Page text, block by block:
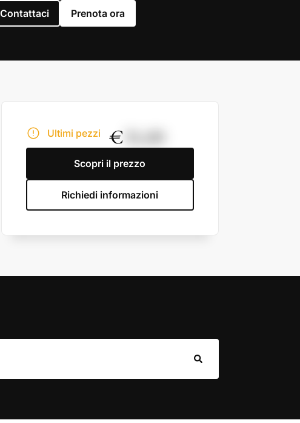
Contattaci Prenota ora
Ultimi pezzi € 31,00
Scopri il prezzo
Richiedi informazioni